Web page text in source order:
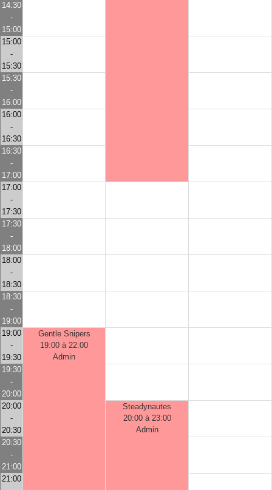
14:30
-
15:00
15:00
-
15:30
15:30
-
16:00
16:00
-
16:30
16:30
-
17:00
17:00
-
17:30
17:30
-
18:00
18:00
-
18:30
18:30
-
19:00
19:00
-
19:30
Gentle Snipers
19:00 à 22:00
Admin
19:30
-
20:00
20:00
-
20:30
Steadynautes
20:00 à 23:00
Admin
20:30
-
21:00
21:00